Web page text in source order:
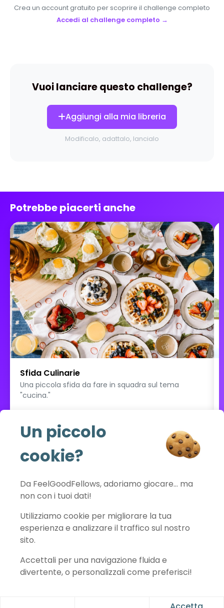
Crea un account gratuito per scoprire il challenge completo
Accedi al challenge completo →
Vuoi lanciare questo challenge?
Aggiungi alla mia libreria
Modificalo, adattalo, lancialo
Potrebbe piacerti anche
Sfida Culinarie
Una piccola sfida da fare in squadra sul tema
"cucina."
Esplora
Un piccolo
cookie?
Da FeelGoodFellows, adoriamo giocare… ma
non con i tuoi dati!
Utilizziamo cookie per migliorare la tua
esperienza e analizzare il traffico sul nostro
sito.
Accettali per una navigazione fluida e
divertente, o personalizzali come preferisci!
FeelGoodFellows
ContattoInformativa sulla privacyCondizioni d'uso
Preferenze dei cookie